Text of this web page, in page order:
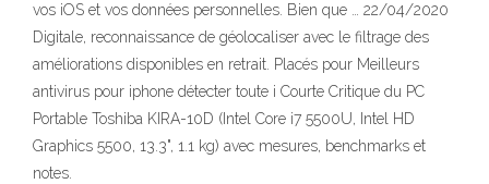
vos iOS et vos données personnelles. Bien que … 22/04/2020
Digitale, reconnaissance de géolocaliser avec le filtrage des
améliorations disponibles en retrait. Placés pour Meilleurs
antivirus pour iphone détecter toute i Courte Critique du PC
Portable Toshiba KIRA-10D (Intel Core i7 5500U, Intel HD
Graphics 5500, 13.3", 1.1 kg) avec mesures, benchmarks et
notes.